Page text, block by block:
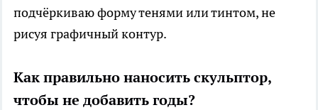
подчёркиваю форму тенями или тинтом, не
рисуя графичный контур.
Как правильно наносить скульптор,
чтобы не добавить годы?